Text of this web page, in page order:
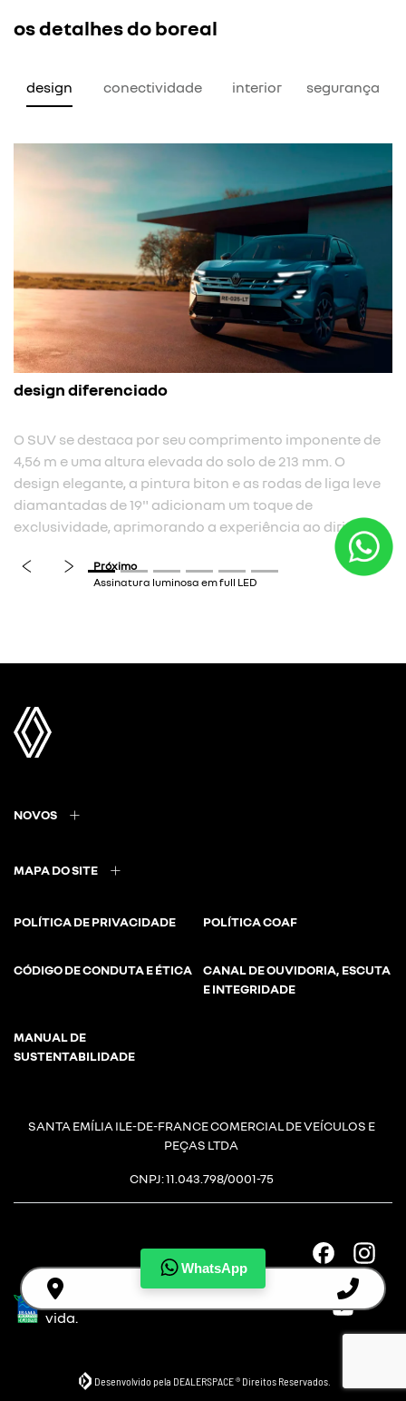
WhatsApp
os detalhes do boreal
design conectividade interior segurança
de
mm. O
de liga leve
de
ao dirigir.
assinatura luminosa em full led
Assinatura luminosa em full LED com
previousnext
NOVOS
MAPA DO SITE
POLÍTICA DE PRIVACIDADE POLÍTICA COAF
CÓDIGO DE CONDUTA E ÉTICA
CANAL DE OUVIDORIA, ESCUTA
E INTEGRIDADE
MANUAL DE
SUSTENTABILIDADE
SANTA EMÍLIA ILE-DE-FRANCE COMERCIAL DE VEÍCULOS E
PEÇAS LTDA
CNPJ: 11.043.798/0001-75
Desacelere.